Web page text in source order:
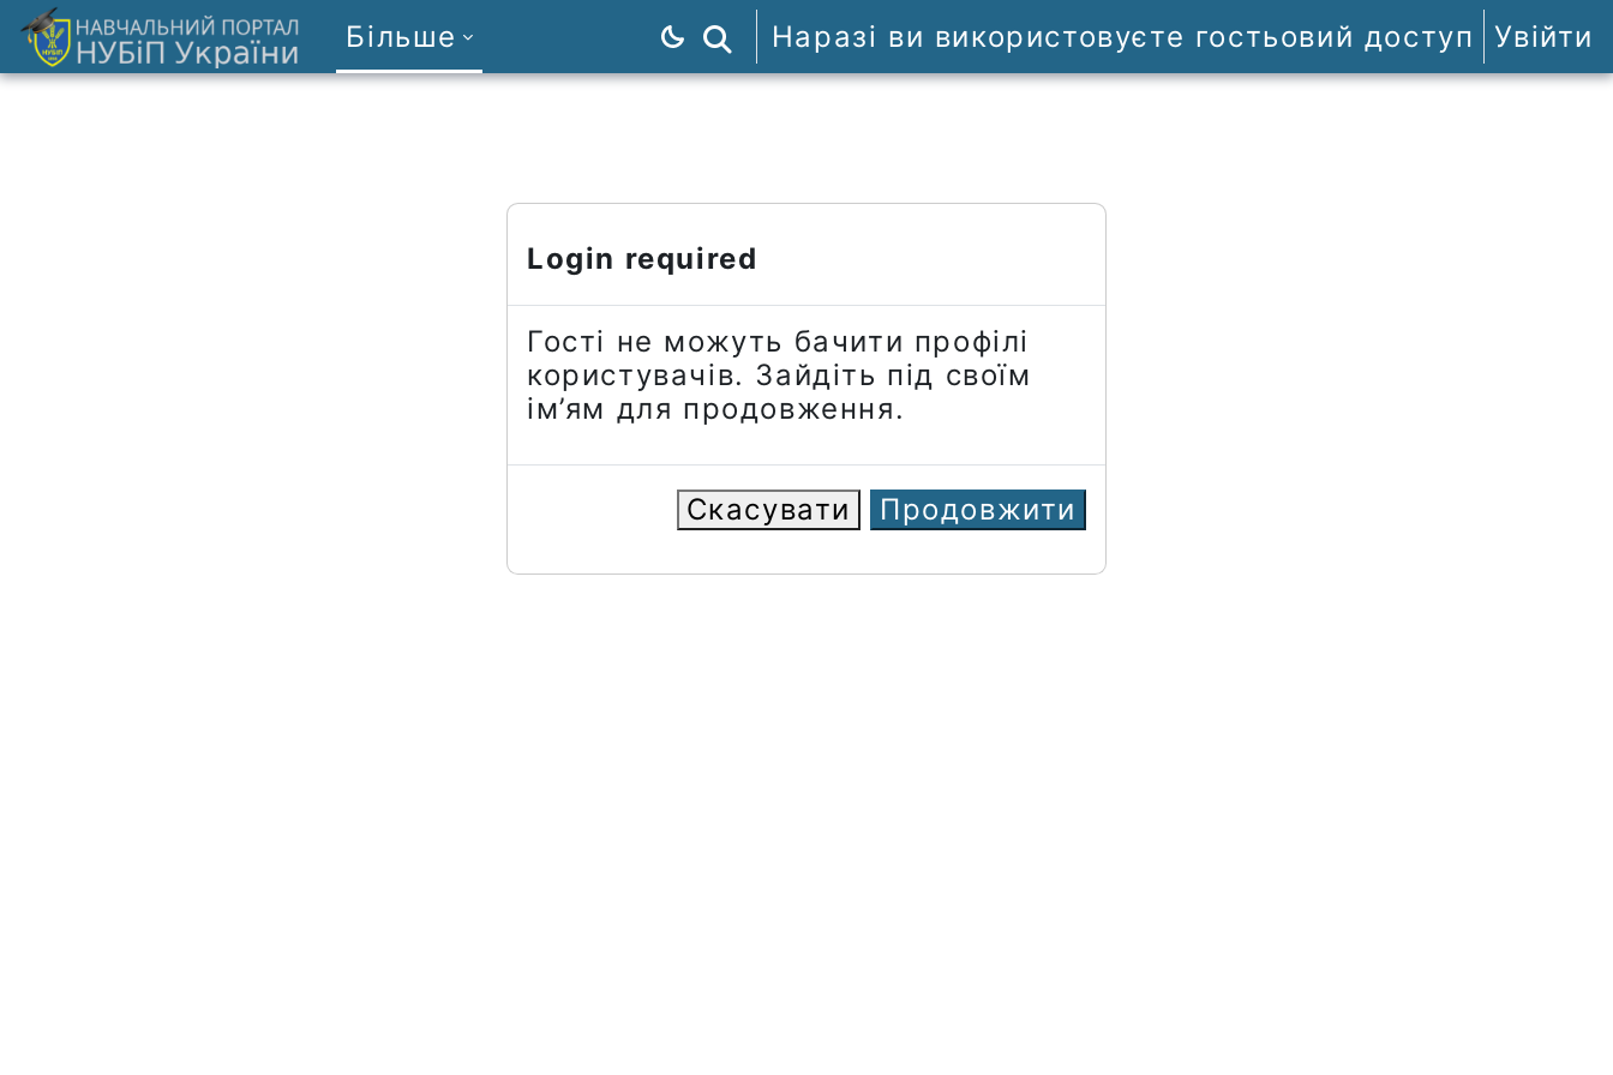
Перейти до головного вмісту
Більше Пошук курсів
Наразі ви використовуєте гостьовий доступ Увійти
Login required
Гості не можуть бачити профілі
користувачів. Зайдіть під своїм
ім’ям для продовження.
Скасувати Продовжити